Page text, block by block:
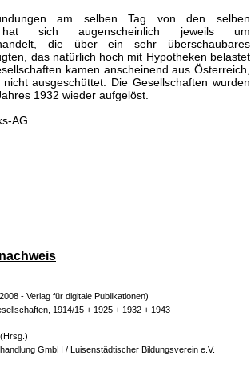
am selben Tag von den selben
sich augenscheinlich jeweils um
die über ein sehr überschaubares
das natürlich hoch mit Hypotheken belastet
kamen anscheinend aus Österreich,
ausgeschüttet. Die Gesellschaften wurden
1932 wieder aufgelöst.
AG
- Verlag für digitale Publikationen)
1914/15 + 1925 + 1932 + 1943
GmbH / Luisenstädtischer Bildungsverein e.V.